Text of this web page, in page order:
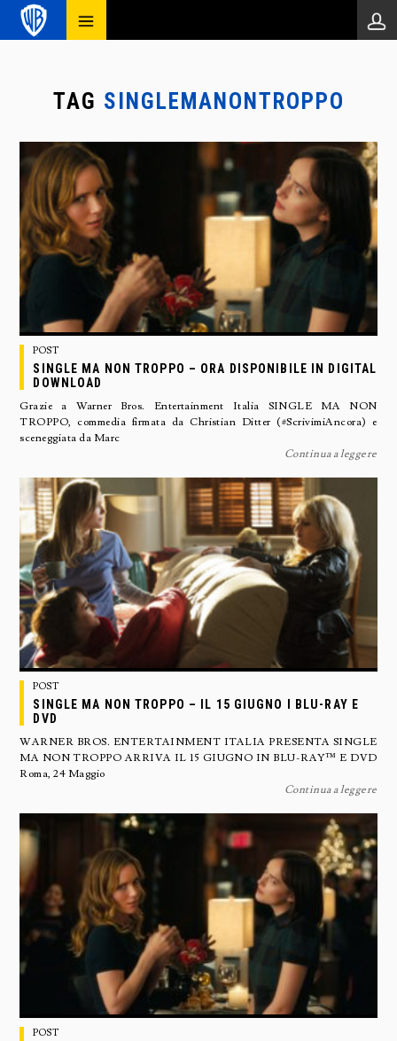
TAG SINGLEMANONTROPPO
POST
SINGLE MA NON TROPPO – ORA DISPONIBILE IN DIGITAL
DOWNLOAD
Grazie a Warner Bros. Entertainment Italia SINGLE MA NON
TROPPO, commedia firmata da Christian Ditter (#ScrivimiAncora) e
sceneggiata da Marc
Continua a leggere
POST
SINGLE MA NON TROPPO – IL 15 GIUGNO I BLU-RAY E
DVD
WARNER BROS. ENTERTAINMENT ITALIA PRESENTA SINGLE
MA NON TROPPO ARRIVA IL 15 GIUGNO IN BLU-RAY™ E DVD
Roma, 24 Maggio
Continua a leggere
POST